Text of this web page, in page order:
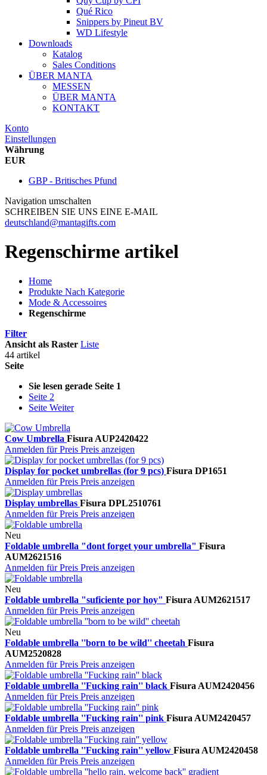
Qué Rico
Snippers by Pineut BV
WD Lifestyle
Downloads
Katalog
Sales Conditions
ÜBER MANTA
MESSEN
ÜBER MANTA
KONTAKT
Konto
Einstellungen
Währung
EUR
GBP - Britisches Pfund
Navigation umschalten
SCHREIBEN SIE UNS EINE E-MAIL
deutschland@mantagifts.com
Regenschirme artikel
Home
Produkte Nach Kategorie
Mode & Accessoires
Regenschirme
Filter
Ansicht als Raster Liste
44 artikel
Seite
Sie lesen gerade Seite 1
Seite 2
Seite Weiter
Cow Umbrella Fisura AUP2420422
Anmelden für Preis Preis anzeigen
Display for pocket umbrellas (for 9 pcs) Fisura DP1651
Anmelden für Preis Preis anzeigen
Display umbrellas Fisura DPL2510761
Anmelden für Preis Preis anzeigen
Neu
Foldable umbrella "dont forget your umbrella" Fisura
AUM2621516
Anmelden für Preis Preis anzeigen
Neu
Foldable umbrella "suficiente por hoy" Fisura AUM2621517
Anmelden für Preis Preis anzeigen
Neu
Foldable umbrella ''born to be wild'' cheetah Fisura
AUM2520828
Anmelden für Preis Preis anzeigen
Foldable umbrella ''Fucking rain'' black Fisura AUM2420456
Anmelden für Preis Preis anzeigen
Foldable umbrella ''Fucking rain'' pink Fisura AUM2420457
Anmelden für Preis Preis anzeigen
Foldable umbrella ''Fucking rain'' yellow Fisura AUM2420458
Anmelden für Preis Preis anzeigen